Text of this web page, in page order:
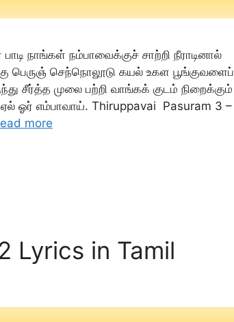
நாங்கள் நம்பாவைக்குச் சாற்றி நீராடினால்
பெருஞ் செந்நொலூடு கயல் உகள பூங்குவளைப்
சீர்த்த முலை பற்றி வாங்கக் குடம் நிறைக்கும்
ஓர் எம்பாவாய். Thiruppavai Pasuram 3 –
more
Lyrics in Tamil